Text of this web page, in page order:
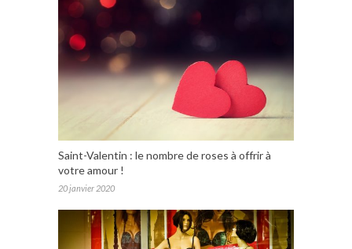
Saint-Valentin : le nombre de roses à offrir à
votre amour !
20 janvier 2020